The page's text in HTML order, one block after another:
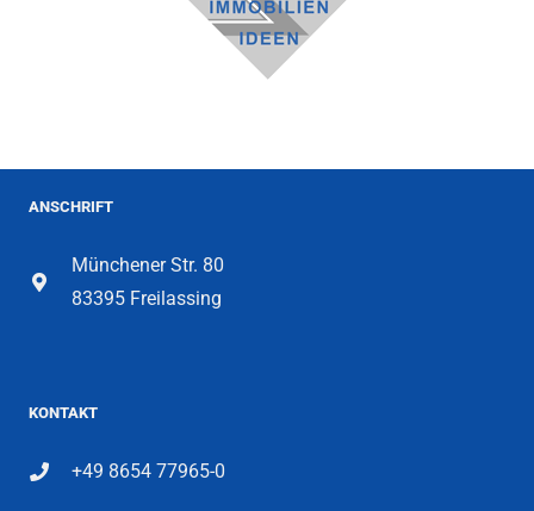
ANSCHRIFT
Münchener Str. 80
83395 Freilassing
KONTAKT
+49 8654 77965-0